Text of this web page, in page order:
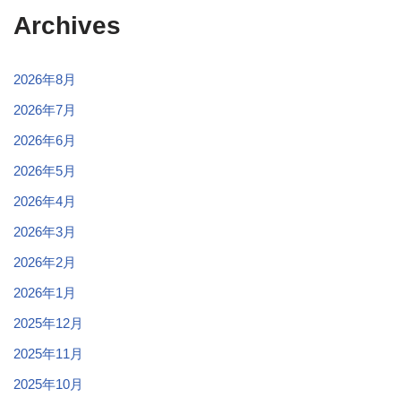
Archives
2026年8月
2026年7月
2026年6月
2026年5月
2026年4月
2026年3月
2026年2月
2026年1月
2025年12月
2025年11月
2025年10月